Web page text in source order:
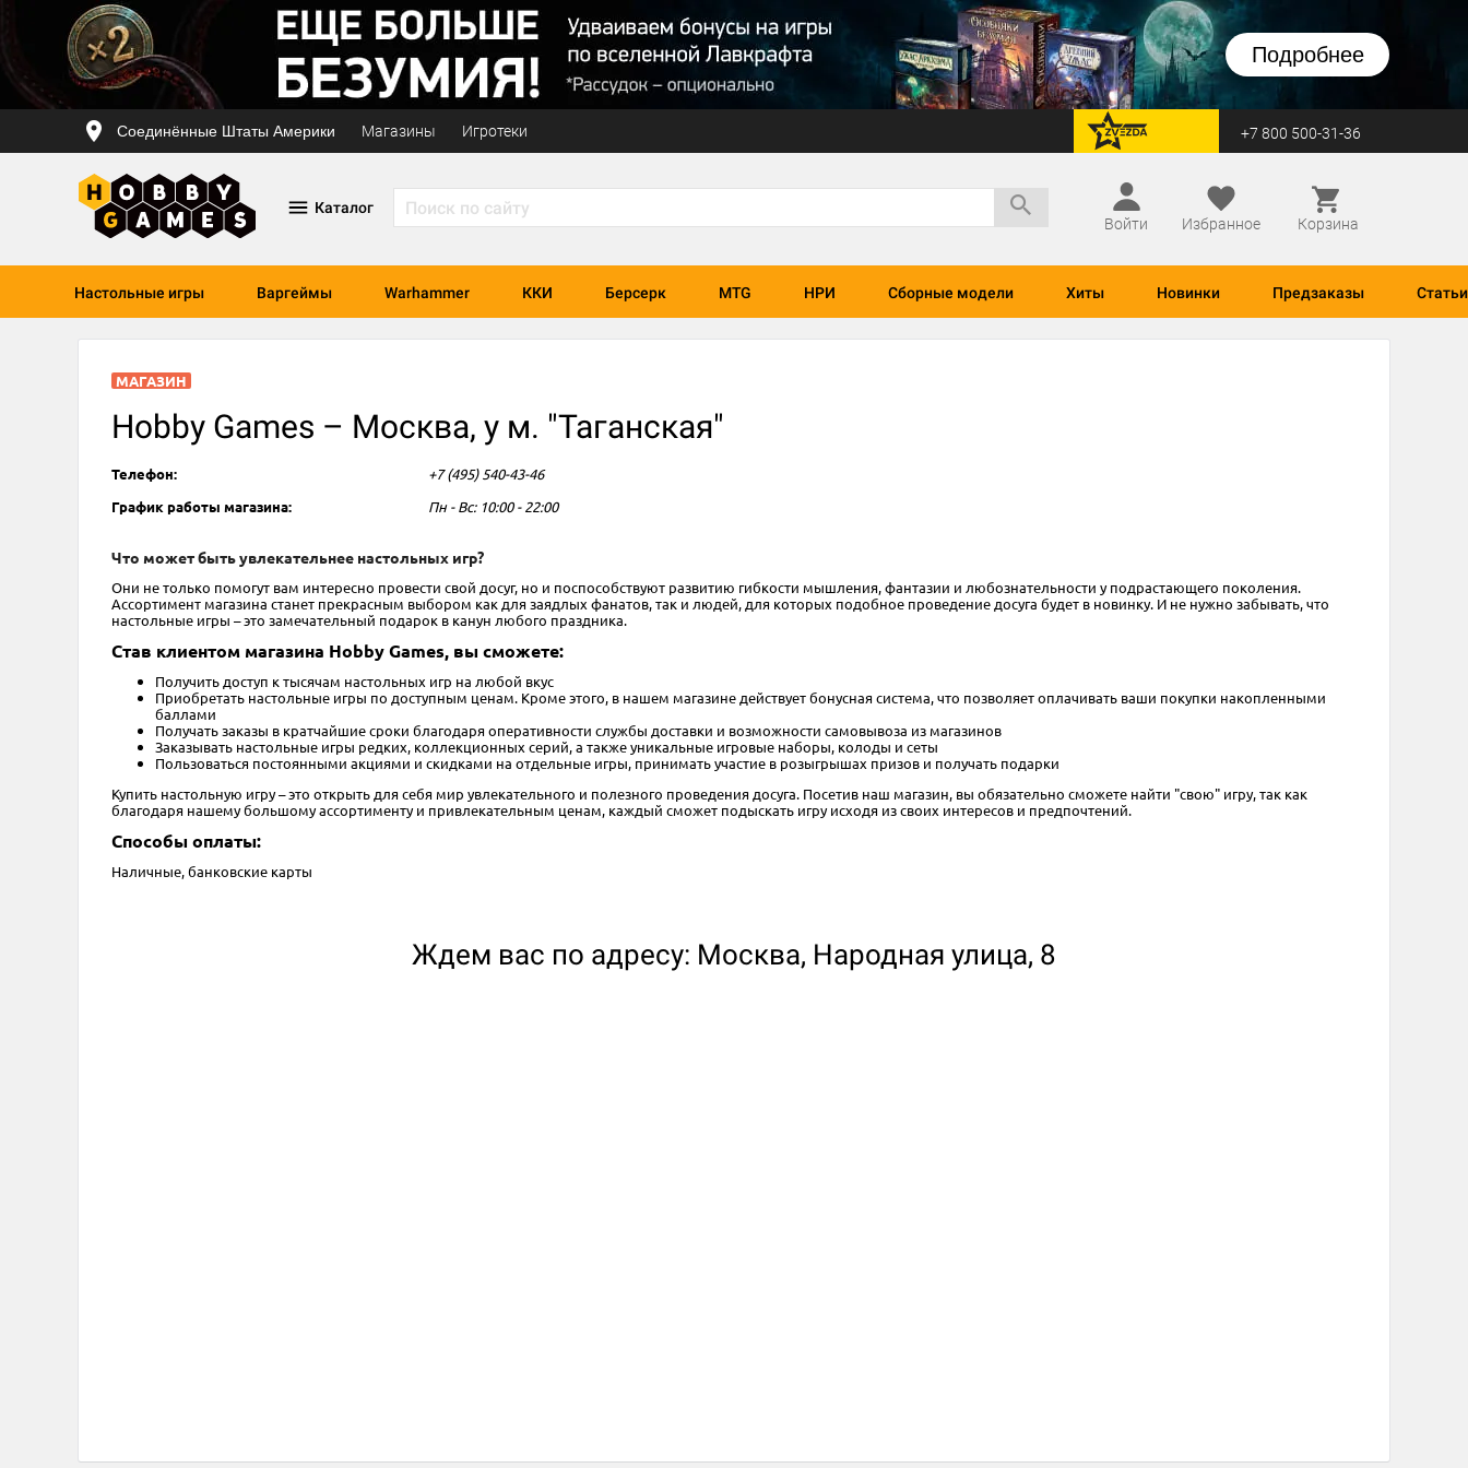
Подробнее
Соединённые Штаты Америки Магазины Игротеки перейти на Zvezda +7 800 500-31-36
Каталог
Войти
Избранное Корзина
Настольные игры Варгеймы Warhammer ККИ Берсерк MTG НРИ Сборные модели Хиты Новинки Предзаказы Статьи
МАГАЗИН
Hobby Games – Москва, у м. "Таганская"
Телефон:
+7 (495) 540-43-46
График работы магазина:
Пн - Вс: 10:00 - 22:00
Что может быть увлекательнее настольных игр?
Они не только помогут вам интересно провести свой досуг, но и поспособствуют развитию гибкости мышления, фантазии и любознательности у подрастающего поколения.
Ассортимент магазина станет прекрасным выбором как для заядлых фанатов, так и людей, для которых подобное проведение досуга будет в новинку. И не нужно забывать, что
настольные игры – это замечательный подарок в канун любого праздника.
Став клиентом магазина Hobby Games, вы сможете:
Получить доступ к тысячам настольных игр на любой вкус
Приобретать настольные игры по доступным ценам. Кроме этого, в нашем магазине действует бонусная система, что позволяет оплачивать ваши покупки накопленными
баллами
Получать заказы в кратчайшие сроки благодаря оперативности службы доставки и возможности самовывоза из магазинов
Заказывать настольные игры редких, коллекционных серий, а также уникальные игровые наборы, колоды и сеты
Пользоваться постоянными акциями и скидками на отдельные игры, принимать участие в розыгрышах призов и получать подарки
Купить настольную игру – это открыть для себя мир увлекательного и полезного проведения досуга. Посетив наш магазин, вы обязательно сможете найти "свою" игру, так как
благодаря нашему большому ассортименту и привлекательным ценам, каждый сможет подыскать игру исходя из своих интересов и предпочтений.
Способы оплаты:
Наличные, банковские карты
Ждем вас по адресу: Москва, Народная улица, 8